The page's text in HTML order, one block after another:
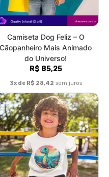
do Universo!
R$ 85,25
3x de R$ 28,42sem juros
Camiseta Dino Encantado –
Um Amigo Jurássico para